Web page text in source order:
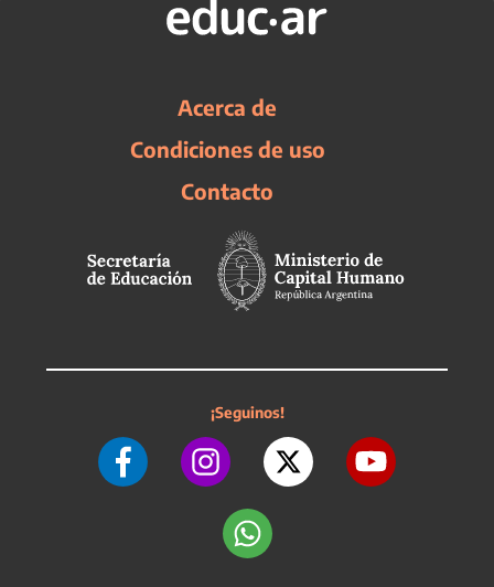
Acerca de
Condiciones de uso
Contacto
¡Seguinos!